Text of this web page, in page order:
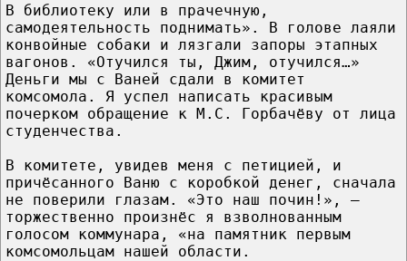
В библиотеку или в прачечную,
самодеятельность поднимать». В голове лаяли
конвойные собаки и лязгали запоры этапных
вагонов. «Отучился ты, Джим, отучился…»
Деньги мы с Ваней сдали в комитет
комсомола. Я успел написать красивым
почерком обращение к М.С. Горбачёву от лица
студенчества.
В комитете, увидев меня с петицией, и
причёсанного Ваню с коробкой денег, сначала
не поверили глазам. «Это наш почин!», —
торжественно произнёс я взволнованным
голосом коммунара, «на памятник первым
комсомольцам нашей области.